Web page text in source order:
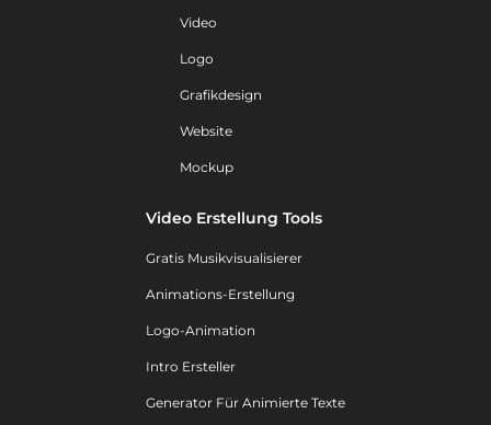
Video
Logo
Grafikdesign
Website
Mockup
Video Erstellung Tools
Gratis Musikvisualisierer
Animations-Erstellung
Logo-Animation
Intro Ersteller
Generator Für Animierte Texte